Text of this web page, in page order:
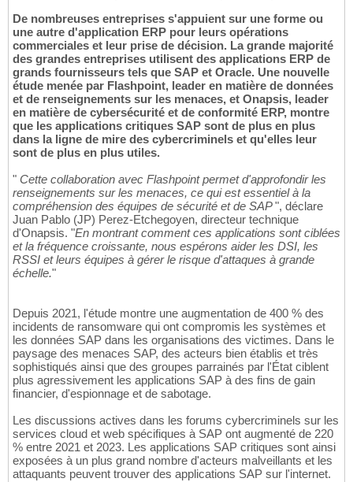
De nombreuses entreprises s'appuient sur une forme ou
une autre d'application ERP pour leurs opérations
commerciales et leur prise de décision. La grande majorité
des grandes entreprises utilisent des applications ERP de
grands fournisseurs tels que SAP et Oracle. Une nouvelle
étude menée par Flashpoint, leader en matière de données
et de renseignements sur les menaces, et Onapsis, leader
en matière de cybersécurité et de conformité ERP, montre
que les applications critiques SAP sont de plus en plus
dans la ligne de mire des cybercriminels et qu'elles leur
sont de plus en plus utiles.
" Cette collaboration avec Flashpoint permet d'approfondir les
renseignements sur les menaces, ce qui est essentiel à la
compréhension des équipes de sécurité et de SAP", déclare
Juan Pablo (JP) Perez-Etchegoyen, directeur technique
d'Onapsis. "En montrant comment ces applications sont ciblées
et la fréquence croissante, nous espérons aider les DSI, les
RSSI et leurs équipes à gérer le risque d'attaques à grande
échelle."
Depuis 2021, l'étude montre une augmentation de 400 % des
incidents de ransomware qui ont compromis les systèmes et
les données SAP dans les organisations des victimes. Dans le
paysage des menaces SAP, des acteurs bien établis et très
sophistiqués ainsi que des groupes parrainés par l'État ciblent
plus agressivement les applications SAP à des fins de gain
financier, d'espionnage et de sabotage.
Les discussions actives dans les forums cybercriminels sur les
services cloud et web spécifiques à SAP ont augmenté de 220
% entre 2021 et 2023. Les applications SAP critiques sont ainsi
exposées à un plus grand nombre d'acteurs malveillants et les
attaquants peuvent trouver des applications SAP sur l'internet.